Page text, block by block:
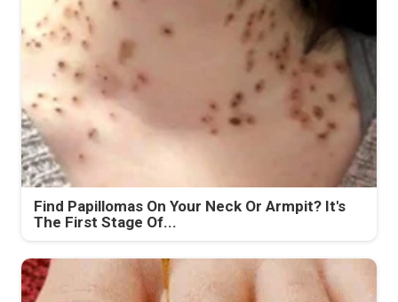
Find Papillomas On Your Neck Or Armpit? It's
The First Stage Of...